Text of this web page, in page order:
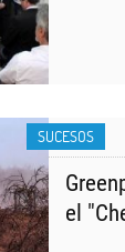
SUCESOS
el